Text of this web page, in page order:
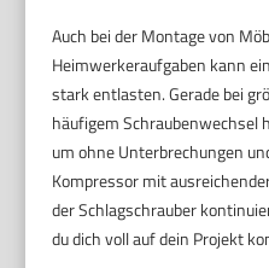
Auch bei der Montage von
Heimwerkeraufgaben kann
stark entlasten. Gerade bei
häufigem Schraubenwechsel
um ohne Unterbrechungen
Kompressor mit
der Schlagschrauber
du dich voll auf dein Projekt